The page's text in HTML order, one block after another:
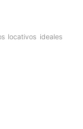
locativos ideales